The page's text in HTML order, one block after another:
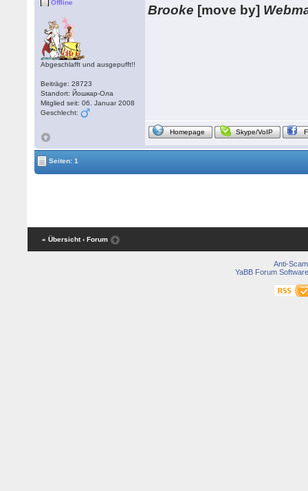
Offline
Abgeschlafft und ausgepufft!!
Beiträge: 28723
Standort: Йошкар-Ола
Mitglied seit: 06. Januar 2008
Geschlecht:
Brooke [move by]
Homepage Skype/VoIP
Seiten: 1
« Übersicht ‹ Forum
Anti-Scam
YaBB Forum Software